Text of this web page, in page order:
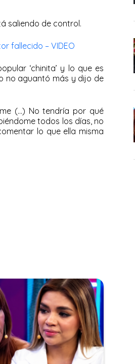
saliendo de control.
fallecido – VIDEO
‘chinita’ y lo que es
no aguantó más y dijo de
(…) No tendría por qué
todos los días, no
lo que ella misma